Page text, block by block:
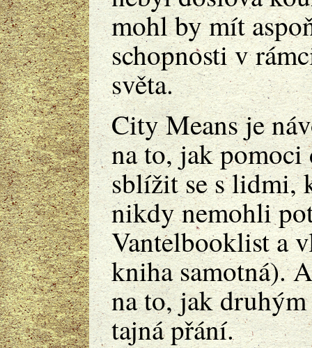
mohl by mít
schopnosti v
světa.
City Means je
na to, jak
sblížit se s lidmi,
nikdy nemohli
Vantelbooklist a
kniha samotná).
na to, jak
tajná přání.